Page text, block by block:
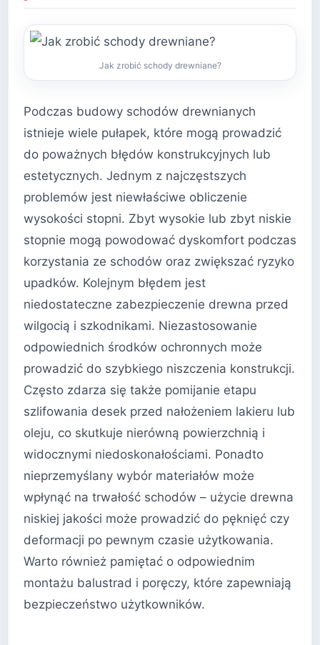
Jak zrobić schody drewniane?
Podczas budowy schodów drewnianych
istnieje wiele pułapek, które mogą prowadzić
do poważnych błędów konstrukcyjnych lub
estetycznych. Jednym z najczęstszych
problemów jest niewłaściwe obliczenie
wysokości stopni. Zbyt wysokie lub zbyt niskie
stopnie mogą powodować dyskomfort podczas
korzystania ze schodów oraz zwiększać ryzyko
upadków. Kolejnym błędem jest
niedostateczne zabezpieczenie drewna przed
wilgocią i szkodnikami. Niezastosowanie
odpowiednich środków ochronnych może
prowadzić do szybkiego niszczenia konstrukcji.
Często zdarza się także pomijanie etapu
szlifowania desek przed nałożeniem lakieru lub
oleju, co skutkuje nierówną powierzchnią i
widocznymi niedoskonałościami. Ponadto
nieprzemyślany wybór materiałów może
wpłynąć na trwałość schodów – użycie drewna
niskiej jakości może prowadzić do pęknięć czy
deformacji po pewnym czasie użytkowania.
Warto również pamiętać o odpowiednim
montażu balustrad i poręczy, które zapewniają
bezpieczeństwo użytkowników.